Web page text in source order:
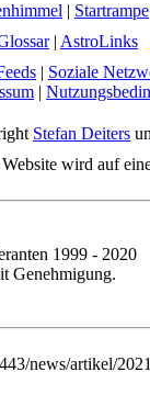
| Startrampe
| AstroLinks
| Soziale
|
Stefan Deiters
wird auf
1999 - 2020
Genehmigung.
news/artikel/